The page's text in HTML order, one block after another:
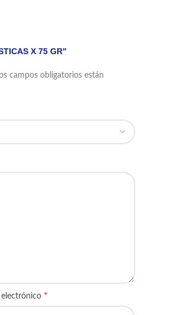
X 75 GR”
campos obligatorios están
*